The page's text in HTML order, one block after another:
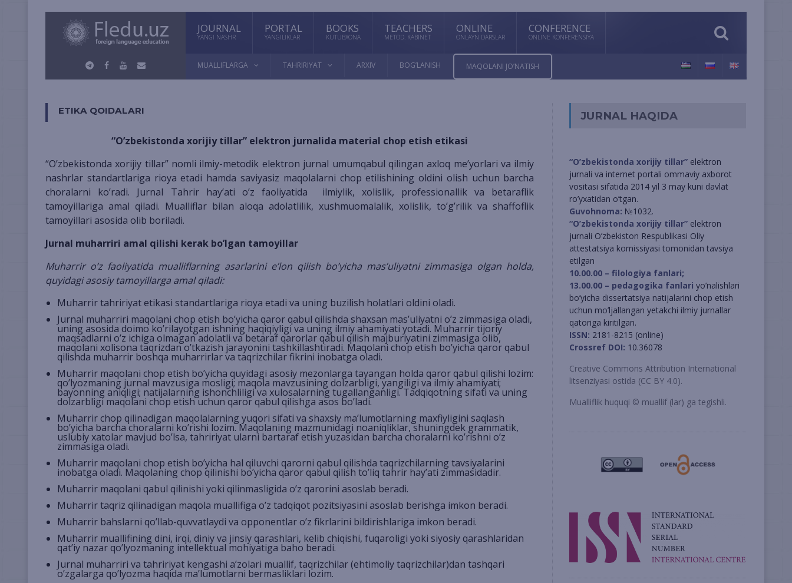
JOURNAL
YANGI NASHR
PORTAL
YANGILIKLAR
BOOKS
KUTUBXONA
TEACHERS
METOD. KABINET
ONLINE
ONLAYN DARSLAR
CONFERENCE
ONLINE KONFERENSIYA
MUALLIFLARGA TAHRIRIYAT ARXIV BOG’LANISH MAQOLANI JO’NATISH
ETIKA QOIDALARI
“O’zbekistonda xorijiy tillar” elektron jurnalida material chop etish etikasi
“O’zbekistonda xorijiy tillar” nomli ilmiy-metodik elektron jurnal umumqabul qilingan axloq me’yorlari va ilmiy
nashrlar standartlariga rioya etadi hamda saviyasiz maqolalarni chop etilishining oldini olish uchun barcha
choralarni ko’radi. Jurnal Tahrir hay’ati o’z faoliyatida ilmiylik, xolislik, professionallik va betaraflik
tamoyillariga amal qiladi. Mualliflar bilan aloqa adolatlilik, xushmuomalalik, xolislik, to’g’rilik va shaffoflik
tamoyillari asosida olib boriladi.
Jurnal muharriri amal qilishi kerak bo’lgan tamoyillar
Muharrir o’z faoliyatida mualliflarning asarlarini e’lon qilish bo’yicha mas’uliyatni zimmasiga olgan holda,
quyidagi asosiy tamoyillarga amal qiladi:
Muharrir tahririyat etikasi standartlariga rioya etadi va uning buzilish holatlari oldini oladi.
Jurnal muharriri maqolani chop etish bo’yicha qaror qabul qilishda shaxsan mas’uliyatni o’z zimmasiga oladi,
uning asosida doimo ko’rilayotgan ishning haqiqiyligi va uning ilmiy ahamiyati yotadi. Muharrir tijoriy
maqsadlarni o’z ichiga olmagan adolatli va betaraf qarorlar qabul qilish majburiyatini zimmasiga olib,
maqolani xolisona taqrizdan o’tkazish jarayonini tashkillashtiradi. Maqolani chop etish bo’yicha qaror qabul
qilishda muharrir boshqa muharrirlar va taqrizchilar fikrini inobatga oladi.
Muharrir maqolani chop etish bo’yicha quyidagi asosiy mezonlarga tayangan holda qaror qabul qilishi lozim:
qo’lyozmaning jurnal mavzusiga mosligi; maqola mavzusining dolzarbligi, yangiligi va ilmiy ahamiyati;
bayonning aniqligi; natijalarning ishonchliligi va xulosalarning tugallanganligi. Tadqiqotning sifati va uning
dolzarbligi maqolani chop etish uchun qaror qabul qilishga asos bo’ladi.
Muharrir chop qilinadigan maqolalarning yuqori sifati va shaxsiy ma’lumotlarning maxfiyligini saqlash
bo’yicha barcha choralarni ko’rishi lozim. Maqolaning mazmunidagi noaniqliklar, shuningdek grammatik,
uslubiy xatolar mavjud bo’lsa, tahririyat ularni bartaraf etish yuzasidan barcha choralarni ko’rishni o’z
zimmasiga oladi.
Muharrir maqolani chop etish bo’yicha hal qiluvchi qarorni qabul qilishda taqrizchilarning tavsiyalarini
inobatga oladi. Maqolaning chop qilinishi bo’yicha qaror qabul qilish to’liq tahrir hay’ati zimmasidadir.
Muharrir maqolani qabul qilinishi yoki qilinmasligida o’z qarorini asoslab beradi.
Muharrir taqriz qilinadigan maqola muallifiga o’z tadqiqot pozitsiyasini asoslab berishga imkon beradi.
Muharrir bahslarni qo’llab-quvvatlaydi va opponentlar o’z fikrlarini bildirishlariga imkon beradi.
Muharrir muallifining dini, irqi, diniy va jinsiy qarashlari, kelib chiqishi, fuqaroligi yoki siyosiy qarashlaridan
qat’iy nazar qo’lyozmaning intellektual mohiyatiga baho beradi.
Jurnal muharriri va tahririyat kengashi a’zolari muallif, taqrizchilar (ehtimoliy taqrizchilar)dan tashqari
o’zgalarga qo’lyozma haqida ma’lumotlarni bermasliklari lozim.
JURNAL HAQIDA
“O’zbekistonda xorijiy tillar”elektron
jurnali va internet portali ommaviy axborot
vositasi sifatida 2014 yil 3 may kuni davlat
ro’yxatidan o’tgan.
Guvohnoma: №1032.
“O’zbekistonda xorijiy tillar”elektron
jurnali O’zbekiston Respublikasi Oliy
attestatsiya komissiyasi tomonidan tavsiya
etilgan
10.00.00 – filologiya fanlari;
13.00.00 – pedagogika fanlari yo’nalishlari
bo’yicha dissertatsiya natijalarini chop etish
uchun mo’ljallangan yetakchi ilmiy jurnallar
qatoriga kiritilgan.
ISSN: 2181-8215 (online)
Crossref DOI: 10.36078
Creative Commons Attribution International
litsenziyasi ostida (CC BY 4.0).
Mualliflik huquqi © muallif (lar) ga tegishli.